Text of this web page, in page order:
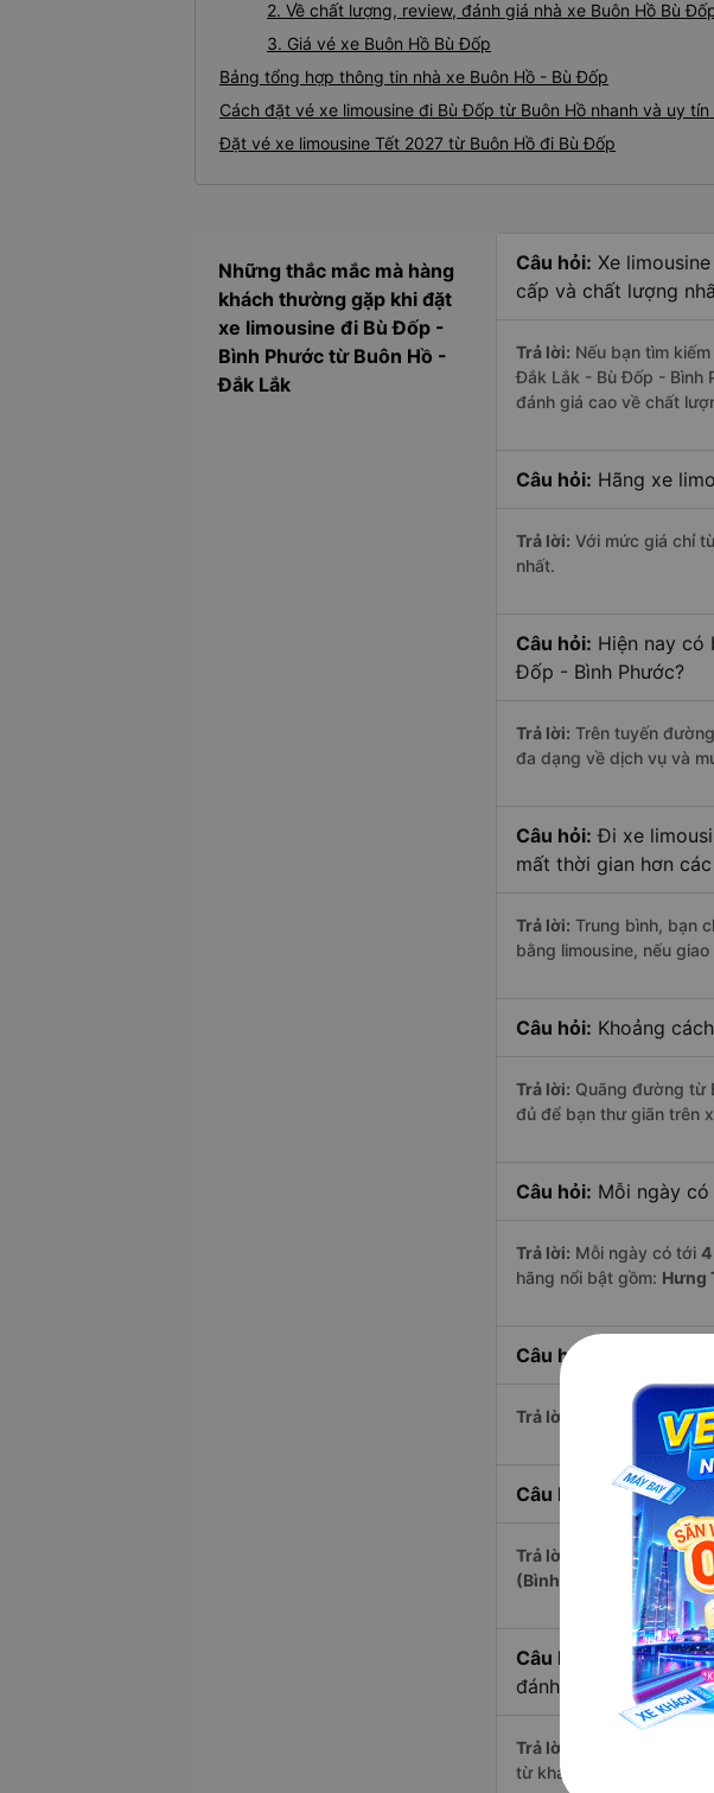
2. Về chất lượng, review, đánh giá nhà xe Buôn Hồ Bù
3. Giá vé xe Buôn Hồ Bù Đốp
Bảng tổng hợp thông tin nhà xe Buôn Hồ - Bù Đốp
Cách đặt vé xe limousine đi Bù Đốp từ Buôn Hồ nhanh và uy tín
Đặt vé xe limousine Tết 2027 từ Buôn Hồ đi Bù Đốp
Những thắc mắc mà hàng
khách thường gặp khi đặt
xe limousine đi Bù Đốp -
Bình Phước từ Buôn Hồ -
Đắk Lắk
Câu hỏi: Xe
cấp và chất lượng
Trả lời: Nếu bạn tìm
Đắk Lắk - Bù Đốp - Bình
đánh giá cao về chất
Câu hỏi: Hãng xe
Trả lời: Với mức giá chỉ
nhất.
Câu hỏi: Hiện nay có
Đốp - Bình Phước?
Trả lời: Trên tuyến
đa dạng về dịch vụ và
Câu hỏi: Đi xe
mất thời gian hơn
Trả lời: Trung bình, bạn
bằng limousine, nếu
Câu hỏi: Khoảng
Trả lời: Quãng đường từ
đủ để bạn thư giãn trên
Câu hỏi: Mỗi ngày
Trả lời: Mỗi ngày có tới
hãng nổi bật gồm: Hưng
Câu hỏi: Xe
Trả lời: Chuyến
Câu hỏi: Xe
Trả lời: Nếu bạn muốn
(Bình Định)
vận hành.
Câu hỏi:
Xe
đánh giá tốt nhất?
Trả lời:
từ khách hàng – một